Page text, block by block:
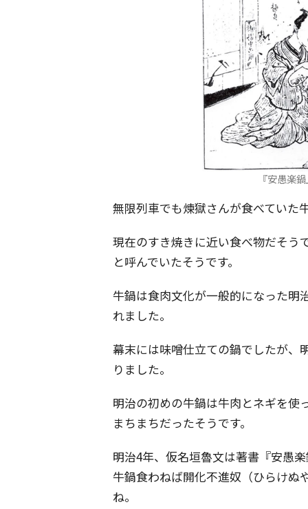
『安愚楽
無限列車でも煉獄さんが食べていた
現在のすき焼きに近い食べ物だそう
と呼んでいたそうです。
牛鍋は食肉文化が一般的になった明
れました。
幕末には味噌仕立ての鍋でしたが、
りました。
明治の初めの牛鍋は牛肉とネギを使
まちまちだったそうです。
明治4年、仮名垣魯文は著書『安愚
牛鍋食わねば開化不進奴（ひらけぬ
ね。